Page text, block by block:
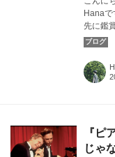
Hanaで
先に鑑
2
『ピ
じゃ